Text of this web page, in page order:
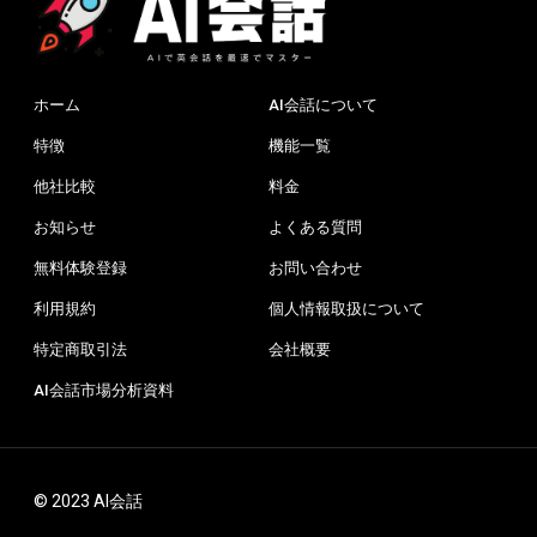
ホーム AI会話について
特徴 機能一覧
他社比較 料金
お知らせ よくある質問
無料体験登録 お問い合わせ
利用規約 個人情報取扱について
特定商取引法 会社概要
AI会話市場分析資料
© 2023 AI会話